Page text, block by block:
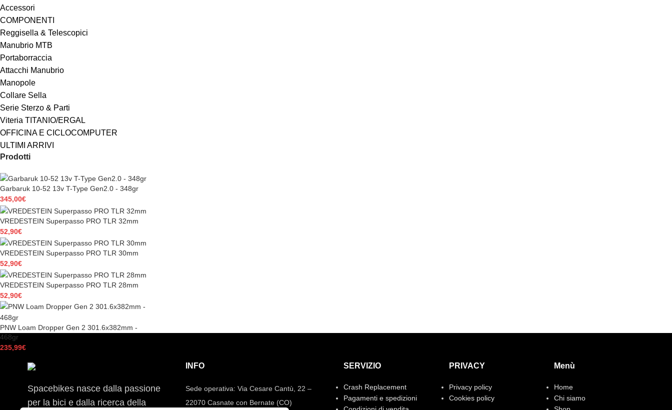
Accessori
COMPONENTI
Reggisella & Telescopici
Manubrio MTB
Portaborraccia
Attacchi Manubrio
Manopole
Collare Sella
Serie Sterzo & Parti
Viteria TITANIO/ERGAL
OFFICINA E CICLOCOMPUTER
ULTIMI ARRIVI
Prodotti
Garbaruk 10-52 13v T-Type Gen2.0 - 348gr
345,00€
VREDESTEIN Superpasso PRO TLR 32mm
52,90€
VREDESTEIN Superpasso PRO TLR 30mm
52,90€
VREDESTEIN Superpasso PRO TLR 28mm
52,90€
PNW Loam Dropper Gen 2 301.6x382mm -
468gr
235,99€
Spacebikes nasce dalla passione
per la bici e dalla ricerca della
INFO
Sede operativa: Via Cesare Cantù, 22 –
22070 Casnate con Bernate (CO)
SERVIZIO
Crash Replacement
Pagamenti e spedizioni
PRIVACY
Privacy policy
Cookies policy
Menù
Home
Chi siamo